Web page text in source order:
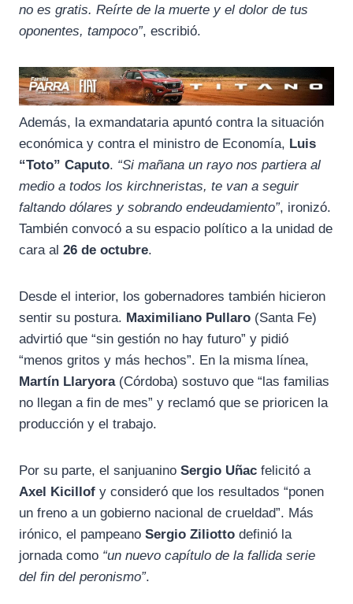
no es gratis. Reírte de la muerte y el dolor de tus
oponentes, tampoco”, escribió.
Además, la exmandataria apuntó contra la situación
económica y contra el ministro de Economía, Luis
“Toto” Caputo. “Si mañana un rayo nos partiera al
medio a todos los kirchneristas, te van a seguir
faltando dólares y sobrando endeudamiento”, ironizó.
También convocó a su espacio político a la unidad de
cara al 26 de octubre.
Desde el interior, los gobernadores también hicieron
sentir su postura. Maximiliano Pullaro (Santa Fe)
advirtió que “sin gestión no hay futuro” y pidió
“menos gritos y más hechos”. En la misma línea,
Martín Llaryora(Córdoba) sostuvo que “las familias
no llegan a fin de mes” y reclamó que se prioricen la
producción y el trabajo.
Por su parte, el sanjuanino Sergio Uñac felicitó a
Axel Kicillof y consideró que los resultados “ponen
un freno a un gobierno nacional de crueldad”. Más
irónico, el pampeano Sergio Ziliotto definió la
jornada como “un nuevo capítulo de la fallida serie
del fin del peronismo”.